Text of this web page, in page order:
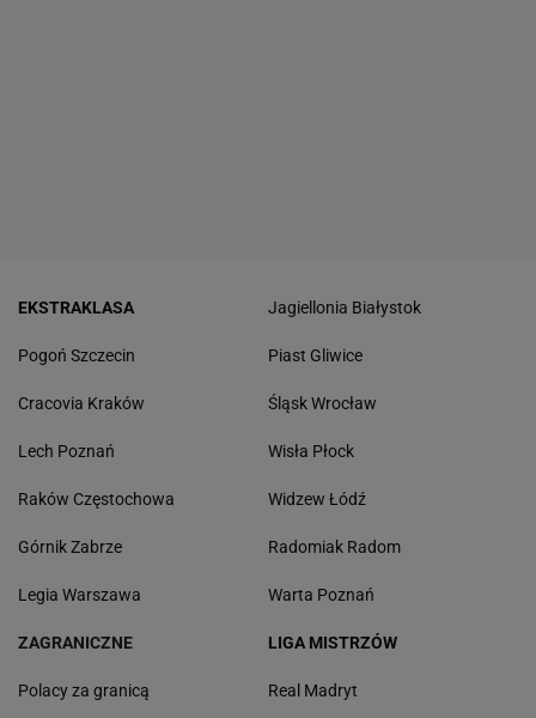
EKSTRAKLASA
Pogoń Szczecin
Cracovia Kraków
Lech Poznań
Raków Częstochowa
Górnik Zabrze
Legia Warszawa
Jagiellonia Białystok
Piast Gliwice
Śląsk Wrocław
Wisła Płock
Widzew Łódź
Radomiak Radom
Warta Poznań
ZAGRANICZNE
Polacy za granicą
LIGA MISTRZÓW
Real Madryt